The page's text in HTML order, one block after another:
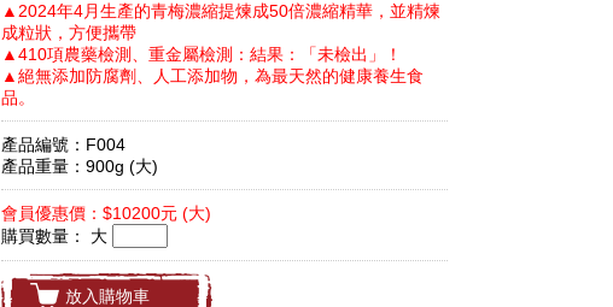
▲2024年4月生產的青梅濃縮提煉成50倍濃縮精華，並精煉
成粒狀，方便攜帶
▲410項農藥檢測、重金屬檢測：結果：「未檢出」！
▲絕無添加防腐劑、人工添加物，為最天然的健康養生食
品。
產品編號：F004
產品重量：900g (大)
會員優惠價：$10200元 (大)
購買數量： 大
放入購物車